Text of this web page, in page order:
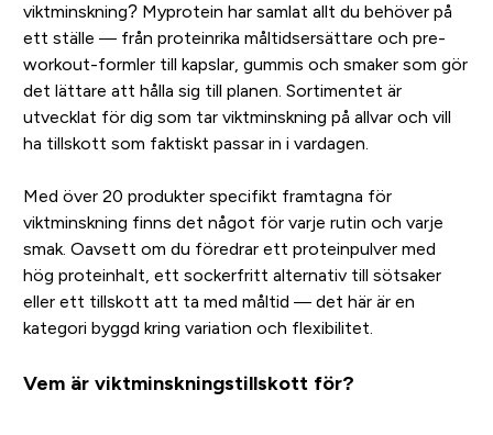
viktminskning? Myprotein har samlat allt du behöver på
ett ställe — från proteinrika måltidsersättare och pre-
workout-formler till kapslar, gummis och smaker som gör
det lättare att hålla sig till planen. Sortimentet är
utvecklat för dig som tar viktminskning på allvar och vill
ha tillskott som faktiskt passar in i vardagen.
Med över 20 produkter specifikt framtagna för
viktminskning finns det något för varje rutin och varje
smak. Oavsett om du föredrar ett proteinpulver med
hög proteinhalt, ett sockerfritt alternativ till sötsaker
eller ett tillskott att ta med måltid — det här är en
kategori byggd kring variation och flexibilitet.
Vem är viktminskningstillskott för?